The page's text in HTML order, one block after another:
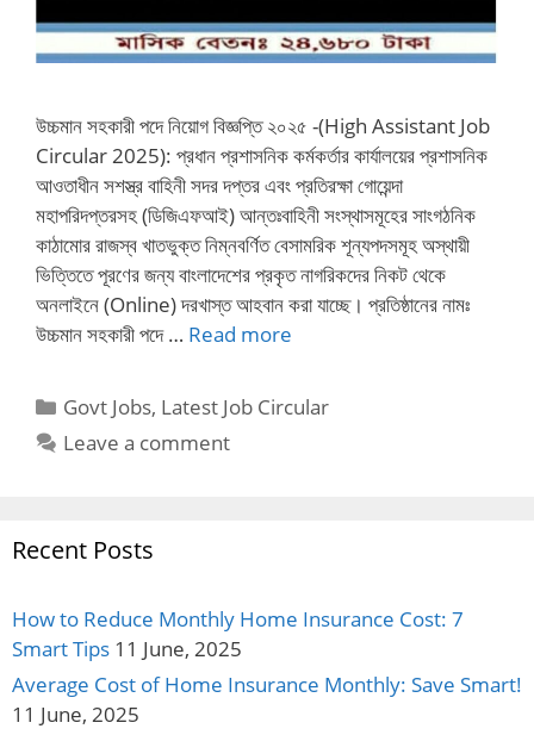
উচ্চমান সহকারী পদে নিয়োগ বিজ্ঞপ্তি ২০২৫ -(High Assistant Job
Circular 2025): প্রধান প্রশাসনিক কর্মকর্তার কার্যালয়ের প্রশাসনিক
আওতাধীন সশস্ত্র বাহিনী সদর দপ্তর এবং প্রতিরক্ষা গোয়েন্দা
মহাপরিদপ্তরসহ (ডিজিএফআই) আন্তঃবাহিনী সংস্থাসমূহের সাংগঠনিক
কাঠামোর রাজস্ব খাতভুক্ত নিম্নবর্ণিত বেসামরিক শূন্যপদসমূহ অস্থায়ী
ভিত্তিতে পূরণের জন্য বাংলাদেশের প্রকৃত নাগরিকদের নিকট থেকে
অনলাইনে (Online) দরখাস্ত আহবান করা যাচ্ছে। প্রতিষ্ঠানের নামঃ
উচ্চমান সহকারী পদে … Read more
Categories
Govt Jobs, Latest Job Circular
Leave a comment
Recent Posts
How to Reduce Monthly Home Insurance Cost: 7
Smart Tips 11 June, 2025
Average Cost of Home Insurance Monthly: Save Smart!
11 June, 2025